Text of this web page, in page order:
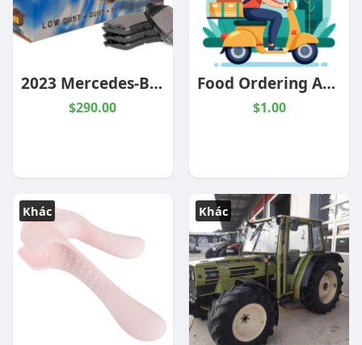
2023 Mercedes-Benz G63 AMG Base Disc Italia Hyper Ceramic Front Pad HCD2238
$290.00
Food Ordering App That Helps Restaurants Grow Faster
$1.00
Khác Khác